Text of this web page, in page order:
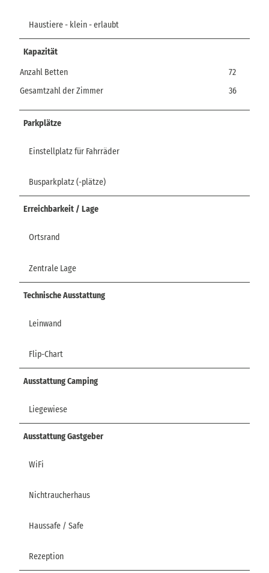
Haustiere - klein - erlaubt
Kapazität
Anzahl Betten
72
Gesamtzahl der Zimmer
36
Parkplätze
Einstellplatz für Fahrräder
Busparkplatz (-plätze)
Erreichbarkeit / Lage
Ortsrand
Zentrale Lage
Technische Ausstattung
Leinwand
Flip-Chart
Ausstattung Camping
Liegewiese
Ausstattung Gastgeber
WiFi
Nichtraucherhaus
Haussafe / Safe
Rezeption